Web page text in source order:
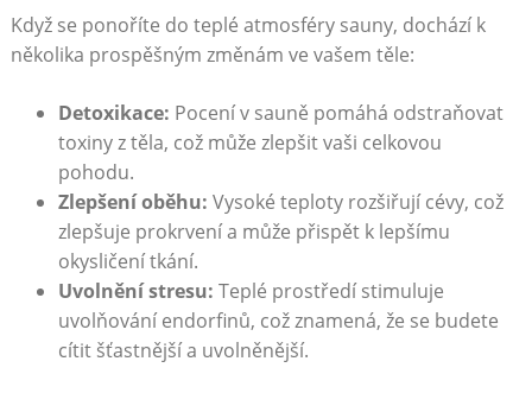
Když se ponoříte do teplé atmosféry sauny, dochází k
několika prospěšným změnám ve vašem těle:
Detoxikace: Pocení v sauně pomáhá odstraňovat
toxiny z těla, což může zlepšit vaši celkovou
pohodu.
Zlepšení oběhu: Vysoké teploty rozšiřují cévy, což
zlepšuje prokrvení a může přispět k lepšímu
okysličení tkání.
Uvolnění stresu: Teplé prostředí stimuluje
uvolňování endorfinů, což znamená, že se budete
cítit šťastnější a uvolněnější.